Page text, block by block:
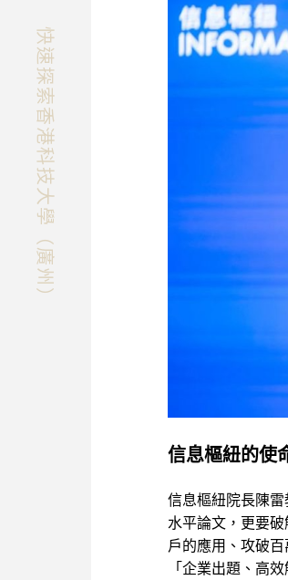
快速探索香港科技大學（廣州）
信息樞紐的使
信息樞紐院長陳
水平論文，更要
戶的應用、攻破
「企業出題、高